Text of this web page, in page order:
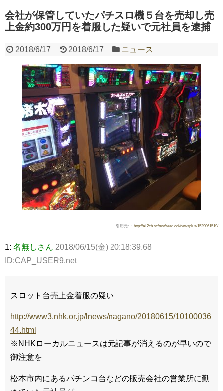
AngelBeats!とかいうクソアニメの思い出ｗｗｗ
Powered by livedoor 相互RSS
会社が保管していたパチスロ機５台を売却し売
上金約300万円を着服した疑いで元社員を逮捕
2018/6/17 2018/6/17 ニュース
引用元: ・ http://ai.2ch.sc/test/read.cgi/newsplus/1529061519/
1: 名無しさん 2018/06/15(金) 20:18:39.68
ID:CAP_USER9.net
スロット台売上金着服の疑い
http://www3.nhk.or.jp/lnews/nagano/20180615/10100036
44.html
※NHKローカルニュースは元記事が消えるのが早いので
御注意を
松本市内にあるパチンコ台などの販売会社の営業所に勤